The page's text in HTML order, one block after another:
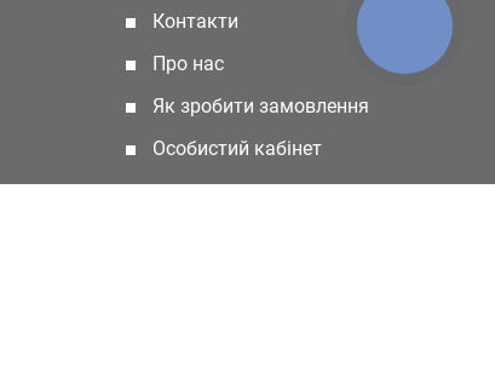
Контакти
Про нас
Як зробити замовлення
Особистий кабінет